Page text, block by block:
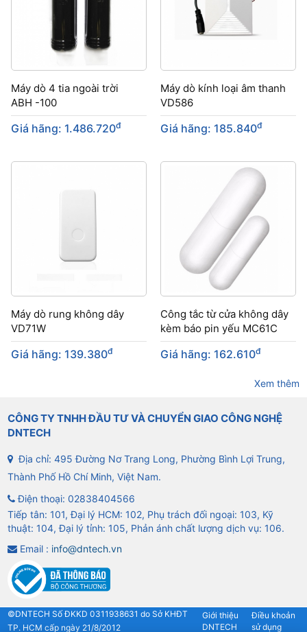
Máy dò 4 tia ngoài trời
ABH -100
Giá hãng: 1.486.720đ
Máy dò kính loại âm thanh
VD586
Giá hãng: 185.840đ
Máy dò rung không dây
VD71W
Giá hãng: 139.380đ
Công tắc từ cửa không dây
kèm báo pin yếu MC61C
Giá hãng: 162.610đ
Xem thêm
CÔNG TY TNHH ĐẦU TƯ VÀ CHUYỂN GIAO CÔNG NGHỆ
DNTECH
Địa chỉ: 495 Đường Nơ Trang Long, Phường Bình Lợi Trung,
Thành Phố Hồ Chí Minh, Việt Nam.
Điện thoại: 02838404566
Tiếp tân: 101, Đại lý HCM: 102, Phụ trách đối ngoại: 103, Kỹ
thuật: 104, Đại lý tỉnh: 105, Phản ánh chất lượng dịch vụ: 106.
Email : info@dntech.vn
©DNTECH Số ĐKKD 0311938631 do Sở KHĐT
TP. HCM cấp ngày 21/8/2012
Giới thiệu
DNTECH
Điều khoản
sử dụng